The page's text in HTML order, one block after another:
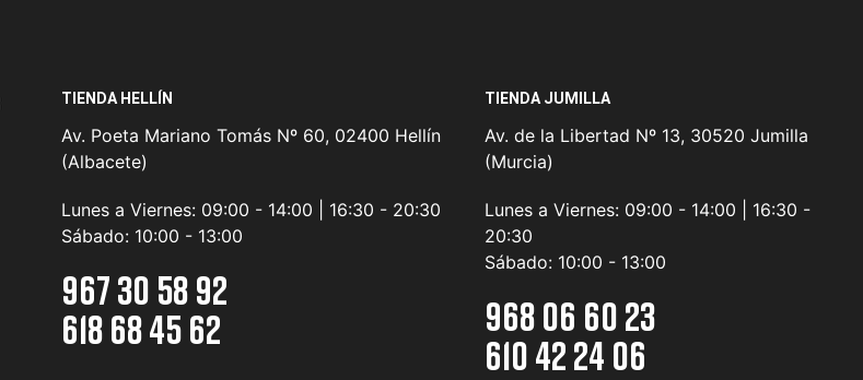
TIENDA HELLÍN
Av. Poeta Mariano Tomás Nº 60, 02400 Hellín
(Albacete)
Lunes a Viernes: 09:00 - 14:00 | 16:30 - 20:30
Sábado: 10:00 - 13:00
967 30 58 92
618 68 45 62
TIENDA JUMILLA
Av. de la Libertad Nº 13, 30520 Jumilla
(Murcia)
Lunes a Viernes: 09:00 - 14:00 | 16:30 -
20:30
Sábado: 10:00 - 13:00
968 06 60 23
610 42 24 06